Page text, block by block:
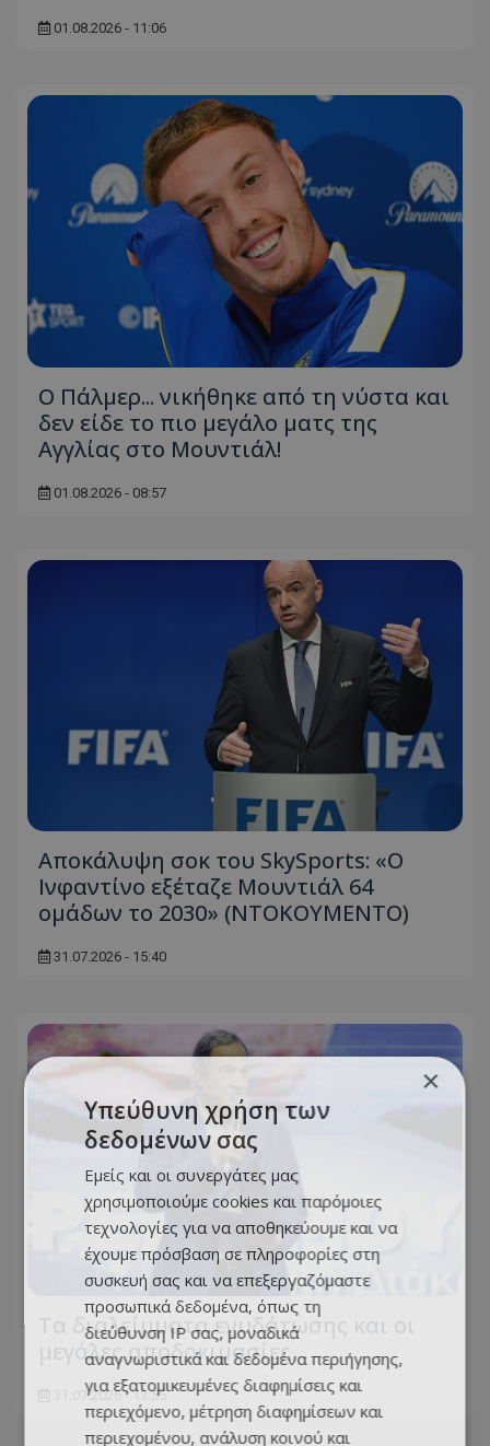
01.08.2026 - 11:06
Ο Πάλμερ... νικήθηκε από τη νύστα και
δεν είδε το πιο μεγάλο ματς της
Αγγλίας στο Μουντιάλ!
01.08.2026 - 08:57
Αποκάλυψη σοκ του SkySports: «O
Ινφαντίνο εξέταζε Μουντιάλ 64
ομάδων το 2030» (ΝΤΟΚΟΥΜΕΝΤΟ)
31.07.2026 - 15:40
Τα διαλείμματα ενυδάτωσης και οι
μεγάλες αποδοκιμασίες
31.07.2026 - 13:55
×
Υπεύθυνη χρήση των
δεδομένων σας
Εμείς και οι συνεργάτες μας
χρησιμοποιούμε cookies και παρόμοιες
τεχνολογίες για να αποθηκεύουμε και να
έχουμε πρόσβαση σε πληροφορίες στη
συσκευή σας και να επεξεργαζόμαστε
προσωπικά δεδομένα, όπως τη
διεύθυνση IP σας, μοναδικά
αναγνωριστικά και δεδομένα περιήγησης,
για εξατομικευμένες διαφημίσεις και
περιεχόμενο, μέτρηση διαφημίσεων και
περιεχομένου, ανάλυση κοινού και